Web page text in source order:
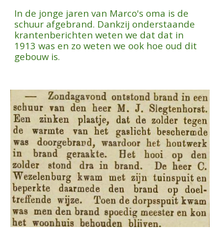
In de jonge jaren van Marco's oma is de
schuur afgebrand. Dankzij onderstaande
krantenberichten weten we dat dat in
1913 was en zo weten we ook hoe oud dit
gebouw is.